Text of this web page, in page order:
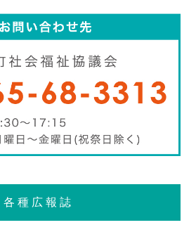
各種広報誌